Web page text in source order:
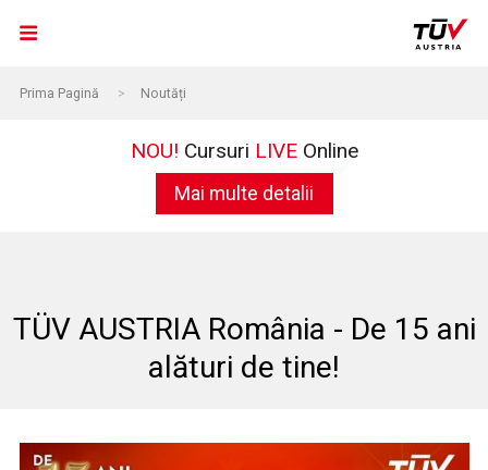
Prima Pagină > Noutăți
NOU! Cursuri LIVE Online
Mai multe detalii
TÜV AUSTRIA România - De 15 ani
alături de tine!